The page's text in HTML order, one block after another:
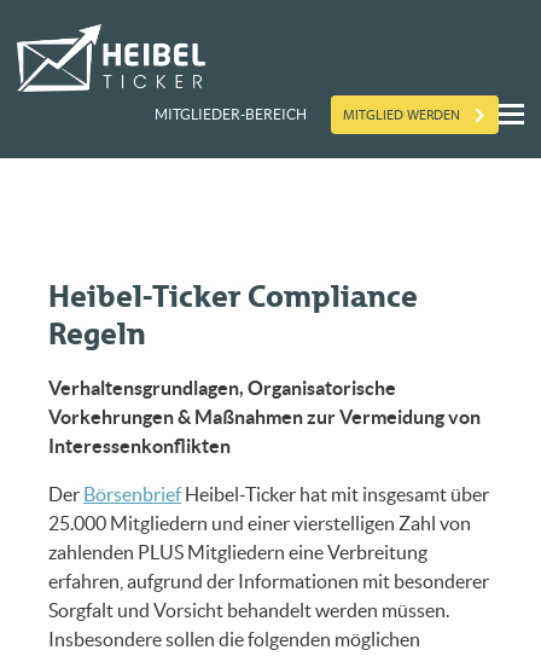
MITGLIEDER-BEREICH MITGLIED WERDEN
Heibel-Ticker Compliance
Regeln
Verhaltensgrundlagen, Organisatorische
Vorkehrungen & Maßnahmen zur Vermeidung von
Interessenkonflikten
Der BörsenbriefHeibel-Ticker hat mit insgesamt über
25.000 Mitgliedern und einer vierstelligen Zahl von
zahlenden PLUS Mitgliedern eine Verbreitung
erfahren, aufgrund der Informationen mit besonderer
Sorgfalt und Vorsicht behandelt werden müssen.
Insbesondere sollen die folgenden möglichen